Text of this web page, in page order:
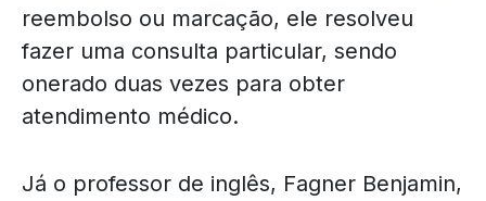
reembolso ou marcação, ele resolveu
fazer uma consulta particular, sendo
onerado duas vezes para obter
atendimento médico.
Já o professor de inglês, Fagner Benjamin,